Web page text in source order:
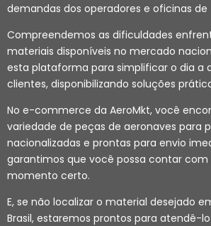
demandas dos operadores e oficinas de
Compreendemos as dificuldades
materiais disponíveis no mercado
esta plataforma para simplificar o dia a
clientes, disponibilizando soluções
No e-commerce da AeroMkt, você
variedade de peças de aeronaves para
nacionalizadas e prontas para envio
garantimos que você possa contar com
momento certo.
E, se não localizar o material desejado
Brasil, estaremos prontos para atendê-